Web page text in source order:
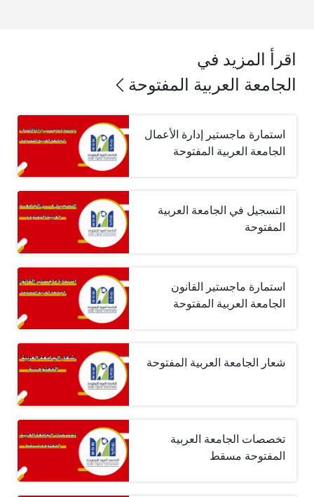
اقرأ المزيد في
الجامعة العربية المفتوحة
استمارة ماجستير إدارة الأعمال
الجامعة العربية المفتوحة
التسجيل في الجامعة العربية
المفتوحة
استمارة ماجستير القانون
الجامعة العربية المفتوحة
شعار الجامعة العربية المفتوحة
تخصصات الجامعة العربية
المفتوحة مسقط